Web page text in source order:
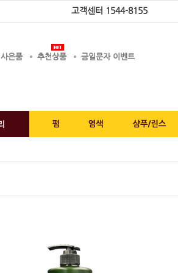
고객센터 1544-8155
사은품 추천상품 금일문자 이벤트